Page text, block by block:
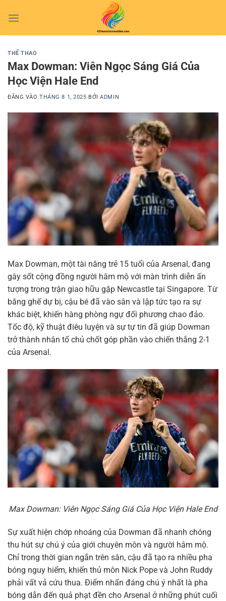
qua
THỂ THAO
Max Dowman: Viên Ngọc Sáng Giá Của
Học Viện Hale End
ĐĂNG VÀOTHÁNG 8 1, 2025 BỞIADMIN
Max Dowman, một tài năng trẻ 15 tuổi của Arsenal, đang
gây sốt cộng đồng người hâm mộ với màn trình diễn ấn
tượng trong trận giao hữu gặp Newcastle tại Singapore. Từ
băng ghế dự bị, cậu bé đã vào sân và lập tức tạo ra sự
khác biệt, khiến hàng phòng ngự đối phương chao đảo.
Tốc độ, kỹ thuật điêu luyện và sự tự tin đã giúp Dowman
trở thành nhân tố chủ chốt góp phần vào chiến thắng 2-1
của Arsenal.
Max Dowman: Viên Ngọc Sáng Giá Của Học Viện Hale End
Sự xuất hiện chớp nhoáng của Dowman đã nhanh chóng
thu hút sự chú ý của giới chuyên môn và người hâm mộ.
Chỉ trong thời gian ngắn trên sân, cậu đã tạo ra nhiều pha
bóng nguy hiểm, khiến thủ môn Nick Pope và John Ruddy
phải vất vả cứu thua. Điểm nhấn đáng chú ý nhất là pha
bóng dẫn đến quả phạt đền cho Arsenal ở những phút cuối